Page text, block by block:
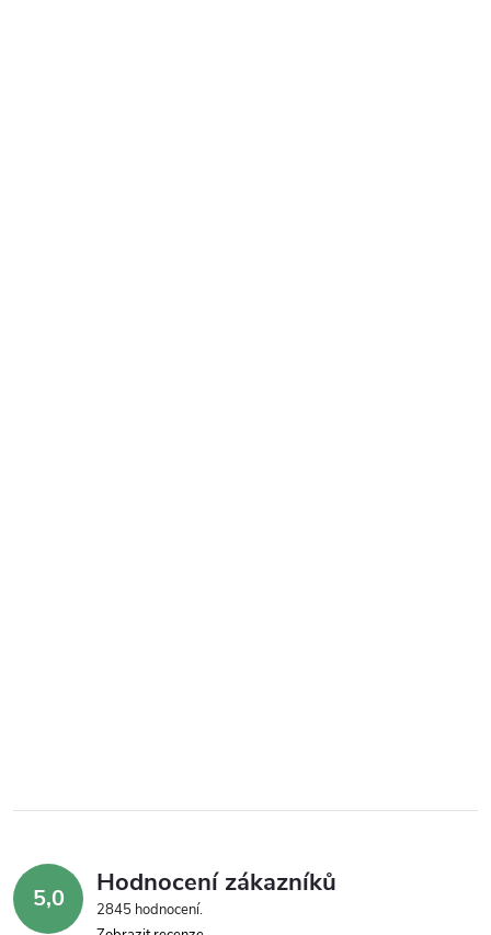
5,0 Hodnocení zákazníků
2845 hodnocení